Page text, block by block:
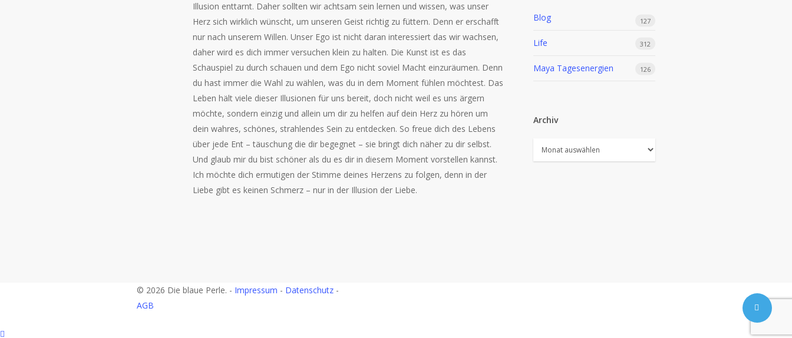
Illusion enttarnt. Daher sollten wir achtsam sein lernen und wissen, was unser
Herz sich wirklich wünscht, um unseren Geist richtig zu füttern. Denn er erschafft
nur nach unserem Willen. Unser Ego ist nicht daran interessiert das wir wachsen,
daher wird es dich immer versuchen klein zu halten. Die Kunst ist es das
Schauspiel zu durch schauen und dem Ego nicht soviel Macht einzuräumen. Denn
du hast immer die Wahl zu wählen, was du in dem Moment fühlen möchtest. Das
Leben hält viele dieser Illusionen für uns bereit, doch nicht weil es uns ärgern
möchte, sondern einzig und allein um dir zu helfen auf dein Herz zu hören um
dein wahres, schönes, strahlendes Sein zu entdecken. So freue dich des Lebens
über jede Ent – täuschung die dir begegnet – sie bringt dich näher zu dir selbst.
Und glaub mir du bist schöner als du es dir in diesem Moment vorstellen kannst.
Ich möchte dich ermutigen der Stimme deines Herzens zu folgen, denn in der
Liebe gibt es keinen Schmerz – nur in der Illusion der Liebe.
Blog 127
Life 312
Maya Tagesenergien 126
Archiv
Archiv
© 2026 Die blaue Perle. - Impressum - Datenschutz -
AGB